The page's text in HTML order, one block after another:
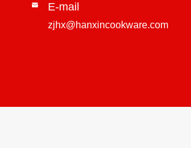
 E-mail
zjhx@hanxincookware.com